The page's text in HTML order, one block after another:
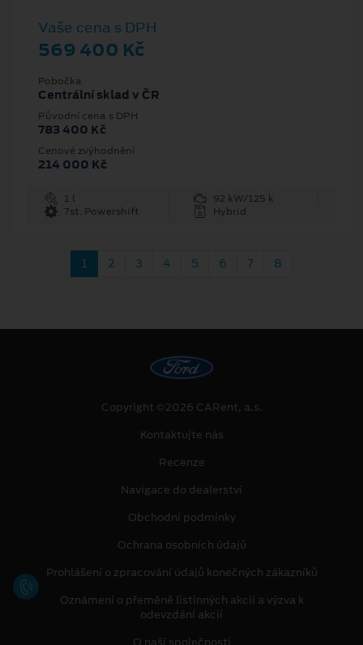
Vaše cena s DPH
569 400 Kč
Pobočka
Centrální sklad v ČR
Původní cena s DPH
783 400 Kč
Cenové zvýhodnění
214 000 Kč
1 l
92 kW/125 k
7st. Powershift
Hybrid
1 2 3 4 5 6 7 8
Copyright ©2026 CARent, a.s.
Kontaktujte nás
Recenze
Navigace do dealerství
Obchodní podmínky
Ochrana osobních údajů
Prohlášení o zpracování údajů konečných zákazníků
Oznámení o přeměně listinných akcií a výzva k
odevzdání akcií